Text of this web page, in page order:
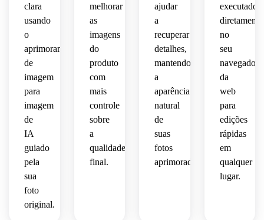
classificação
de
cores
naturais
e
profissional
limpa
sem
halos
de
afiamento
artificial.
autêntica
restauração
natural
assunto.
cores
da
marca
e
uma
o
legível,
preciso
e
em
vez
de
fortemente
processado.
clara
usando
o
aprimoramento
de
imagem
para
imagem
de
IA
guiado
pela
sua
foto
original.
melhorar
as
imagens
do
produto
com
mais
controle
sobre
a
qualidade
final.
ajudar
a
recuperar
detalhes,
mantendo
a
aparência
natural
de
suas
fotos
aprimoradas.
executado
diretamente
no
seu
navegador
da
web
para
edições
rápidas
em
qualquer
lugar.